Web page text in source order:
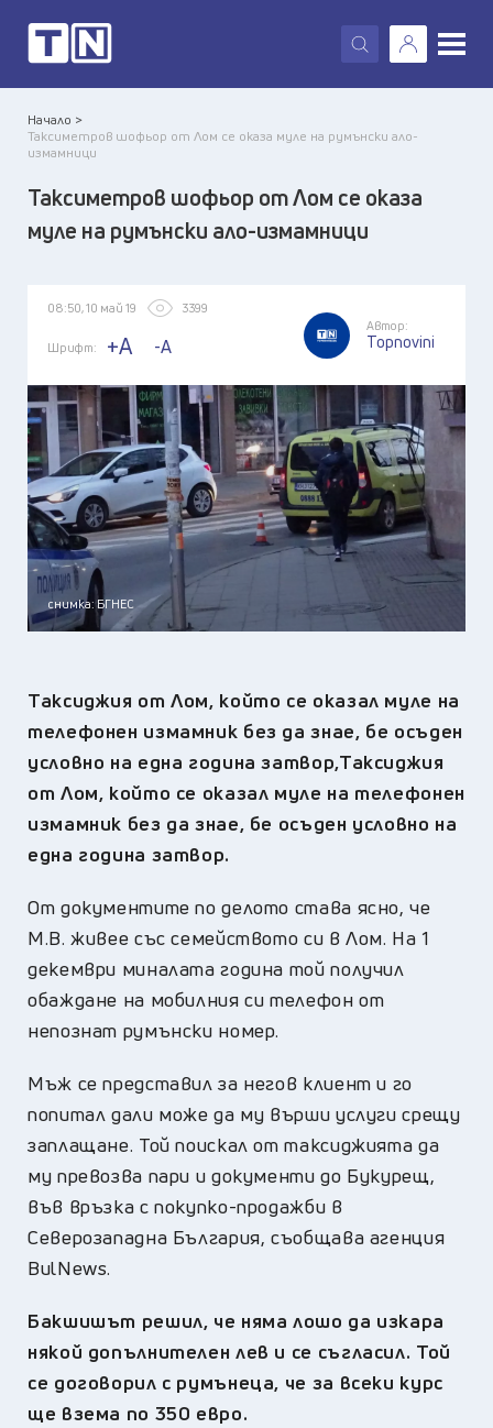
X
Начало >
Таксиметров шофьор от Лом се оказа муле на румънски ало-
измамници
Таксиметров шофьор от Лом се оказа
муле на румънски ало-измамници
08:50, 10 май 19 3399
Шрифт: +A -A
Автор:
Topnovini
снимка: БГНЕС
Таксиджия от Лом, който се оказал муле на
телефонен измамник без да знае, бе осъден
условно на една година затвор,Таксиджия
от Лом, който се оказал муле на телефонен
измамник без да знае, бе осъден условно на
една година затвор.
От документите по делото става ясно, че
М.В. живее със семейството си в Лом. На 1
декември миналата година той получил
обаждане на мобилния си телефон от
непознат румънски номер.
Мъж се представил за негов клиент и го
попитал дали може да му върши услуги срещу
заплащане. Той поискал от таксиджията да
му превозва пари и документи до Букурещ,
във връзка с покупко-продажби в
Северозападна България, съобщава агенция
BulNews.
Бакшишът решил, че няма лошо да изкара
някой допълнителен лев и се съгласил. Той
се договорил с румънеца, че за всеки курс
ще взема по 350 евро.